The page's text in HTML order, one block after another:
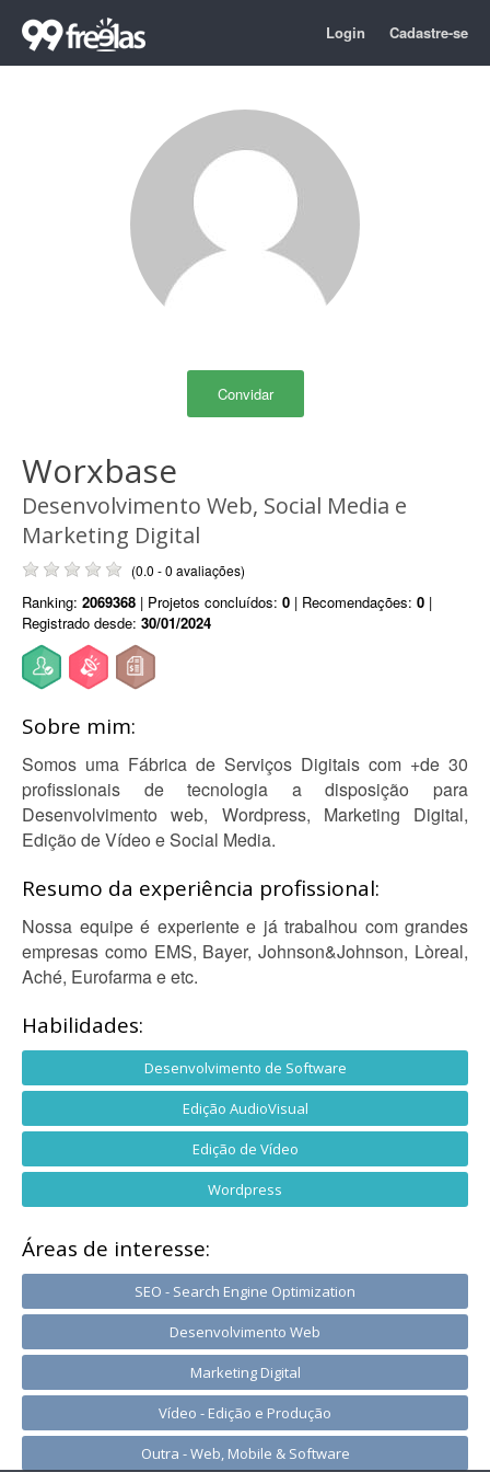
Login Cadastre-se
Convidar
Worxbase
Desenvolvimento Web, Social Media e
Marketing Digital
(0.0 - 0 avaliações)
Ranking: 2069368 | Projetos concluídos: 0 | Recomendações: 0 |
Registrado desde: 30/01/2024
Sobre mim:
Somos uma Fábrica de Serviços Digitais com +de 30
profissionais de tecnologia a disposição para
Desenvolvimento web, Wordpress, Marketing Digital,
Edição de Vídeo e Social Media.
Resumo da experiência profissional:
Nossa equipe é experiente e já trabalhou com grandes
empresas como EMS, Bayer, Johnson&Johnson, Lòreal,
Aché, Eurofarma e etc.
Habilidades:
Desenvolvimento de Software
Edição AudioVisual
Edição de Vídeo
Wordpress
Áreas de interesse:
SEO - Search Engine Optimization
Desenvolvimento Web
Marketing Digital
Vídeo - Edição e Produção
Outra - Web, Mobile & Software